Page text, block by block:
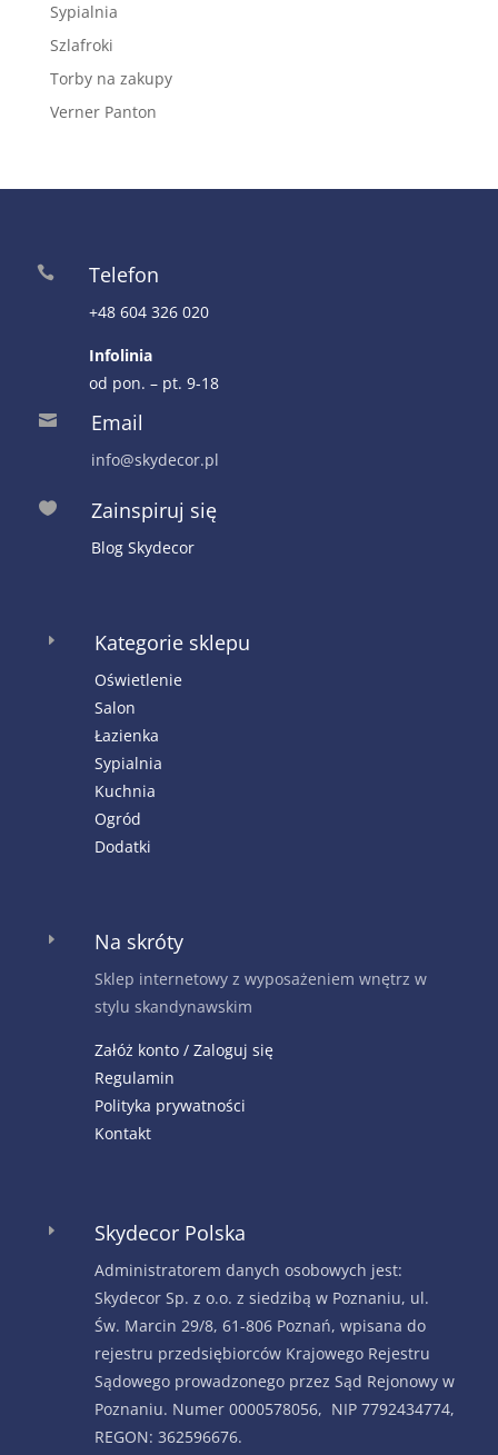
Sypialnia
Szlafroki
Torby na zakupy
Verner Panton
 Telefon
+48 604 326 020
Infolinia
od pon. – pt. 9-18
 Email
info@skydecor.pl
 Zainspiruj się
Blog Skydecor
E Kategorie sklepu
Oświetlenie
Salon
Łazienka
Sypialnia
Kuchnia
Ogród
Dodatki
E Na skróty
Sklep internetowy z wyposażeniem wnętrz w
stylu skandynawskim
Załóż konto / Zaloguj się
Regulamin
Polityka prywatności
Kontakt
E Skydecor Polska
Administratorem danych osobowych jest:
Skydecor Sp. z o.o. z siedzibą w Poznaniu, ul.
Św. Marcin 29/8, 61-806 Poznań, wpisana do
rejestru przedsiębiorców Krajowego Rejestru
Sądowego prowadzonego przez Sąd Rejonowy w
Poznaniu. Numer 0000578056, NIP 7792434774,
REGON: 362596676.